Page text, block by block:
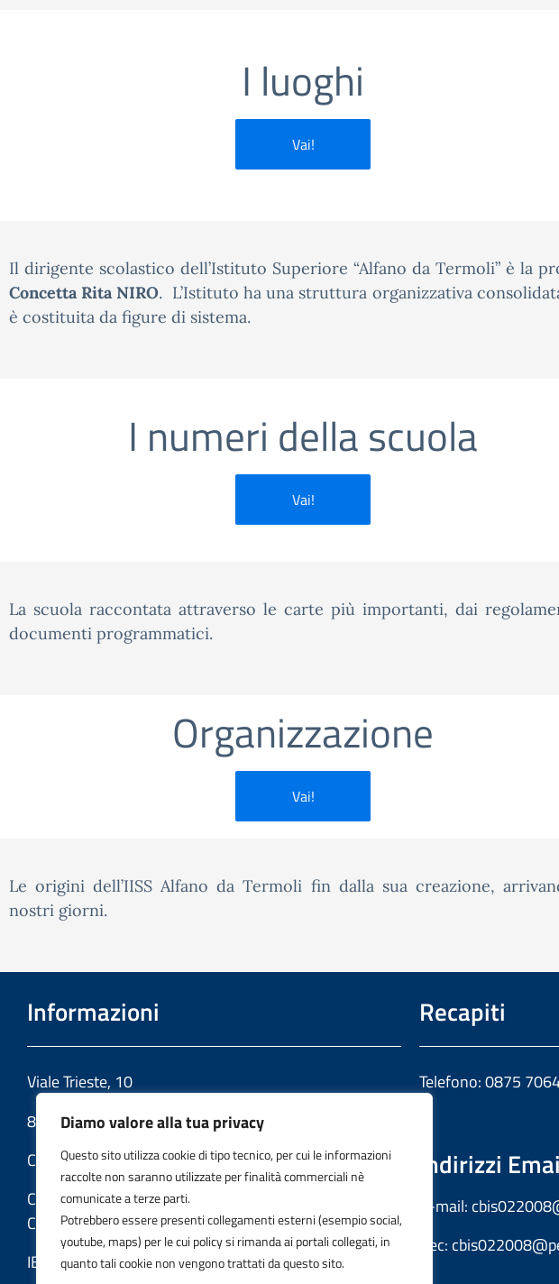
Diamo valore alla tua privacy
Questo sito utilizza cookie di tipo tecnico, per cui le informazioni
raccolte non saranno utilizzate per finalità commerciali nè
comunicate a terze parti.
Potrebbero essere presenti collegamenti esterni (esempio social,
youtube, maps) per le cui policy si rimanda ai portali collegati, in
quanto tali cookie non vengono trattati da questo sito.
I luoghi
Vai!
Il dirigente scolastico dell’Istituto Superiore “Alfano da Termoli” è la
Concetta Rita NIRO. L’Istituto ha una struttura organizzativa
è costituita da figure di sistema.
I numeri della scuola
Vai!
La scuola raccontata attraverso le carte più importanti, dai
documenti programmatici.
Organizzazione
Vai!
Le origini dell’IISS Alfano da Termoli fin dalla sua creazione,
nostri giorni.
Informazioni
Viale Trieste, 10
86039 Termoli (CB)
Codice fiscale: 91049580706
Codice meccanografico:
CBIS022008
IBAN: IT 07 G 3069 41133 100000046137
Recapiti
Telefono: 0875
Indirizzi
E-mail:
Pec: